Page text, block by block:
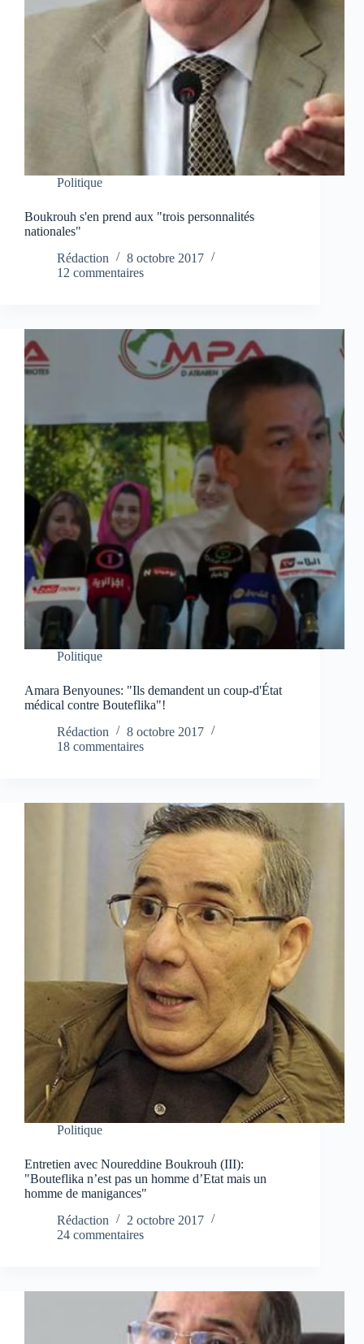
Politique
Boukrouh s'en prend aux "trois personnalités
nationales"
Rédaction
8 octobre 2017
12 commentaires
Politique
Amara Benyounes: "Ils demandent un coup-d'État
médical contre Bouteflika"!
Rédaction
8 octobre 2017
18 commentaires
Politique
Entretien avec Noureddine Boukrouh (III):
"Bouteflika n’est pas un homme d’Etat mais un
homme de manigances"
Rédaction
2 octobre 2017
24 commentaires